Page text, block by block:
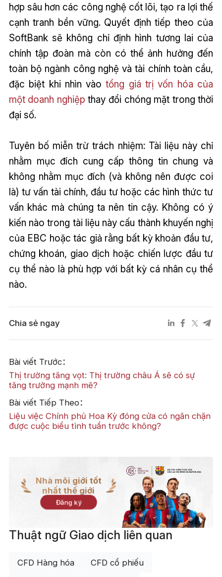
hợp sâu hơn các công nghệ cốt lõi, tạo ra lợi thế
cạnh tranh bền vững. Quyết định tiếp theo của
SoftBank sẽ không chỉ định hình tương lai của
chính tập đoàn mà còn có thể ảnh hưởng đến
toàn bộ ngành công nghệ và tài chính toàn cầu,
đặc biệt khi nhìn vàotổng giá trị vốn hóa của
một doanh nghiệp thay đổi chóng mặt trong thời
đại số.
Tuyên bố miễn trừ trách nhiệm: Tài liệu này chỉ
nhằm mục đích cung cấp thông tin chung và
không nhằm mục đích (và không nên được coi
là) tư vấn tài chính, đầu tư hoặc các hình thức tư
vấn khác mà chúng ta nên tin cậy. Không có ý
kiến nào trong tài liệu này cấu thành khuyến nghị
của EBC hoặc tác giả rằng bất kỳ khoản đầu tư,
chứng khoán, giao dịch hoặc chiến lược đầu tư
cụ thể nào là phù hợp với bất kỳ cá nhân cụ thể
nào.
Chia sẻ ngay
Bài viết Trước：
Thị trường tăng vọt: Thị trường châu Á sẽ có sự
tăng trưởng mạnh mẽ?
Bài viết Tiếp Theo：
Liệu việc Chính phủ Hoa Kỳ đóng cửa có ngăn chặn
được cuộc biểu tình tuần trước không?
Nhà môi giới tốt
nhất thế giới
Đăng ký
Thuật ngữ Giao dịch liên quan
CFD Hàng hóa CFD cổ phiếu